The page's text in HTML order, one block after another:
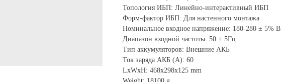
Топология ИБП: Линейно-интерактивный ИБП
Форм-фактор ИБП: Для настенного монтажа
Номинальное входное напряжение: 180-280 ± 5% В
Диапазон входной частоты: 50 ± 5Гц
Тип аккумуляторов: Внешние АКБ
Ток заряда АКБ (А): 60
LxWxH: 468x298x125 mm